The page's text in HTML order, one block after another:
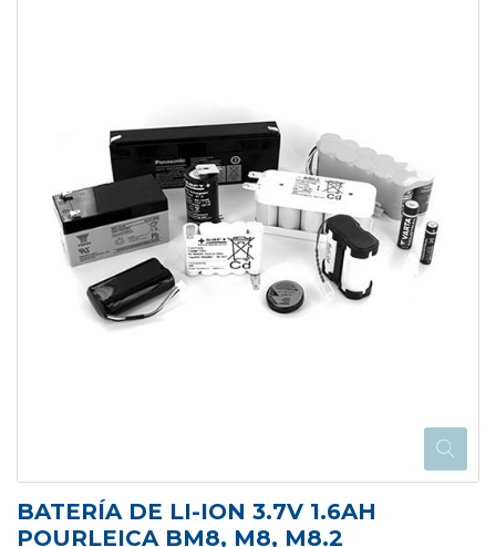
BATERÍA DE LI-ION 3.7V 1.6AH
POURLEICA BM8, M8, M8.2